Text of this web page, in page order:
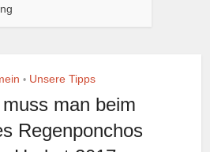
• Unsere Tipps
man beim
Regenponchos